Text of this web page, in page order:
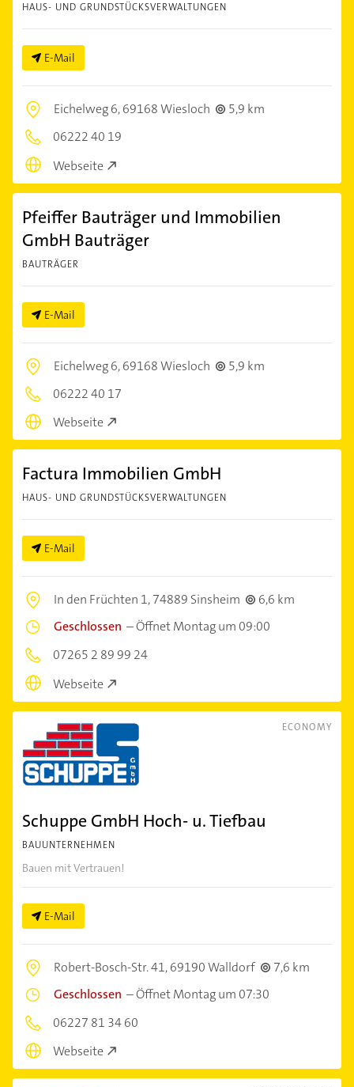
HAUS- UND GRUNDSTÜCKSVERWALTUNGEN
E-Mail
Eichelweg 6,69168 Wiesloch
5,9 km
06222 40 19
Webseite
Pfeiffer Bauträger und Immobilien
GmbH Bauträger
BAUTRÄGER
E-Mail
Eichelweg 6,69168 Wiesloch
5,9 km
06222 40 17
Webseite
Factura Immobilien GmbH
HAUS- UND GRUNDSTÜCKSVERWALTUNGEN
E-Mail
In den Früchten 1,74889 Sinsheim
6,6 km
Geschlossen –Öffnet Montag um 09:00
07265 2 89 99 24
Webseite
ECONOMY
Schuppe GmbH Hoch- u. Tiefbau
BAUUNTERNEHMEN
Bauen mit Vertrauen!
E-Mail
Robert-Bosch-Str. 41,69190 Walldorf
7,6 km
Geschlossen –Öffnet Montag um 07:30
06227 81 34 60
Webseite